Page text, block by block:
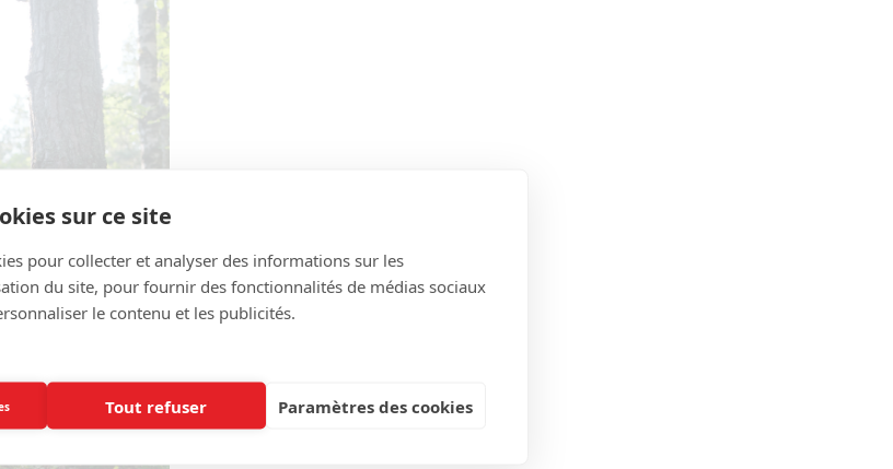
sur ce site
pour collecter et analyser des informations sur les
du site, pour fournir des fonctionnalités de médias sociaux
le contenu et les publicités.
Tout refuser Paramètres des cookies